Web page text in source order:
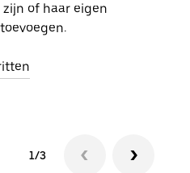
of haar eigen
1/3